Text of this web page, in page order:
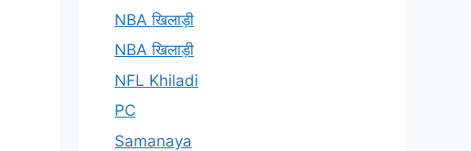
NBA खिलाड़ी
NBA खिलाड़ी
NFL Khiladi
PC
Samanaya